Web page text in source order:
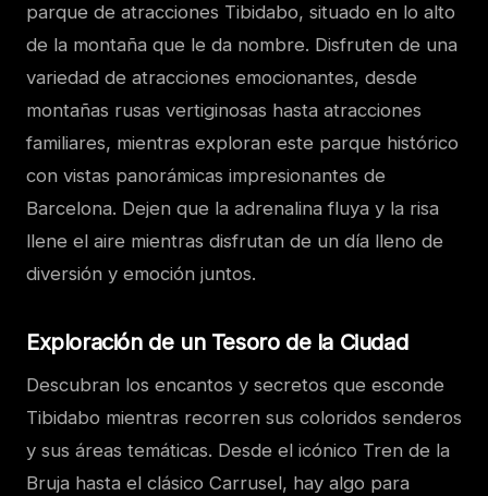
parque de atracciones Tibidabo, situado en lo alto
de la montaña que le da nombre. Disfruten de una
variedad de atracciones emocionantes, desde
montañas rusas vertiginosas hasta atracciones
familiares, mientras exploran este parque histórico
con vistas panorámicas impresionantes de
Barcelona. Dejen que la adrenalina fluya y la risa
llene el aire mientras disfrutan de un día lleno de
diversión y emoción juntos.
Exploración de un Tesoro de la Ciudad
Descubran los encantos y secretos que esconde
Tibidabo mientras recorren sus coloridos senderos
y sus áreas temáticas. Desde el icónico Tren de la
Bruja hasta el clásico Carrusel, hay algo para